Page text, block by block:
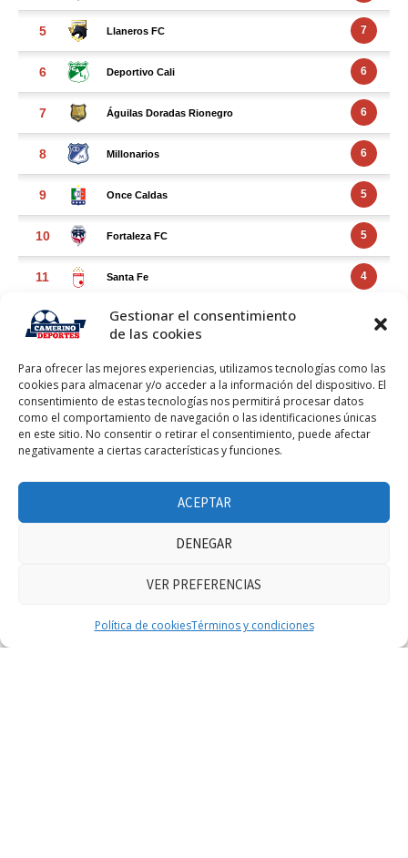
Gestionar el consentimiento
de las cookies
Para ofrecer las mejores experiencias, utilizamos tecnologías como las
cookies para almacenar y/o acceder a la información del dispositivo. El
consentimiento de estas tecnologías nos permitirá procesar datos
como el comportamiento de navegación o las identificaciones únicas
en este sitio. No consentir o retirar el consentimiento, puede afectar
negativamente a ciertas características y funciones.
ACEPTAR
DENEGAR
VER PREFERENCIAS
Política de cookiesTérminos y condiciones
FACEBOOK FEED
Facebook Feed
Haz clic para aceptar márketing cookies y
habilitar este contenido